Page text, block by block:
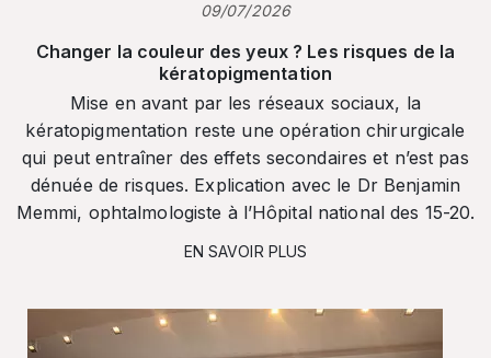
09/07/2026
Changer la couleur des yeux ? Les risques de la
kératopigmentation
Mise en avant par les réseaux sociaux, la
kératopigmentation reste une opération chirurgicale
qui peut entraîner des effets secondaires et n’est pas
dénuée de risques. Explication avec le Dr Benjamin
Memmi, ophtalmologiste à l’Hôpital national des 15-20.
EN SAVOIR PLUS